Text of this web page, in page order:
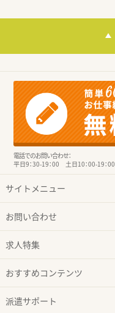
電話でのお問い合わせ：
平日9：30-19：00 土日10：00-19：00
サイトメニュー
お問い合わせ
求人特集
おすすめコンテンツ
派遣サポート